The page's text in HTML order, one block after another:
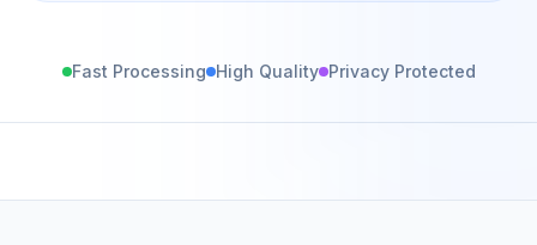
Fast Processing High Quality Privacy Protected